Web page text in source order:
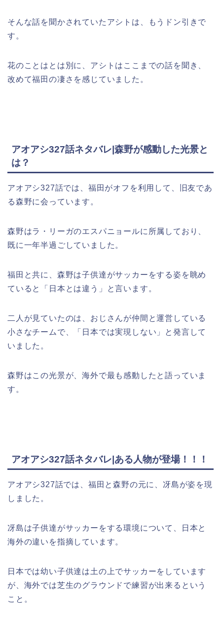
そんな話を聞かされていたアシトは、もうドン引きで
す。
花のことはとは別に、アシトはここまでの話を聞き、
改めて福田の凄さを感じていました。
アオアシ327話ネタバレ|森野が感動した光景と
は？
アオアシ327話では、福田がオフを利用して、旧友であ
る森野に会っています。
森野はラ・リーガのエスパニョールに所属しており、
既に一年半過ごしていました。
福田と共に、森野は子供達がサッカーをする姿を眺め
ていると「日本とは違う」と言います。
二人が見ていたのは、おじさんが仲間と運営している
小さなチームで、「日本では実現しない」と発言して
いました。
森野はこの光景が、海外で最も感動したと語っていま
す。
アオアシ327話ネタバレ|ある人物が登場！！！
アオアシ327話では、福田と森野の元に、冴島が姿を現
しました。
冴島は子供達がサッカーをする環境について、日本と
海外の違いを指摘しています。
日本では幼い子供達は土の上でサッカーをしています
が、海外では芝生のグラウンドで練習が出来るという
こと。